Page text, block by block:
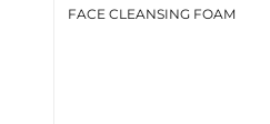
FACE CLEANSING FOAM